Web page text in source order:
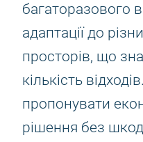
багаторазового
адаптації до
просторів, що
кількість
пропонувати
рішення без